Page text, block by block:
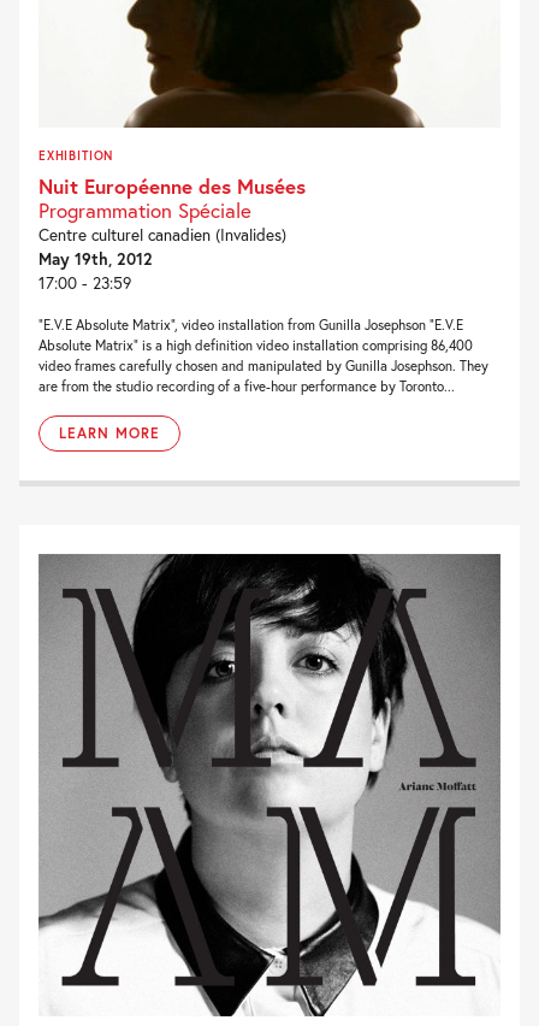
EXHIBITION
Nuit Européenne des Musées
Programmation Spéciale
Centre culturel canadien (Invalides)
May 19th, 2012
17:00 - 23:59
“E.V.E Absolute Matrix”, video installation from Gunilla Josephson “E.V.E
Absolute Matrix” is a high definition video installation comprising 86,400
video frames carefully chosen and manipulated by Gunilla Josephson. They
are from the studio recording of a five-hour performance by Toronto...
LEARN MORE